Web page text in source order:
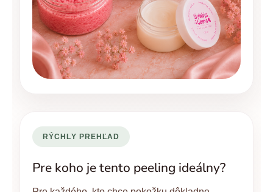
RÝCHLY PREHĽAD
Pre koho je tento peeling ideálny?